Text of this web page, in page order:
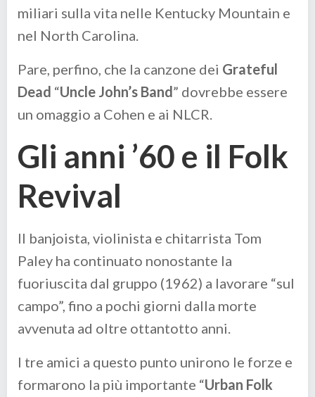
miliari sulla vita nelle Kentucky Mountain e
nel North Carolina.
Pare, perfino, che la canzone dei Grateful
Dead “Uncle John’s Band” dovrebbe essere
un omaggio a Cohen e ai NLCR.
Gli anni ’60 e il Folk
Revival
Il banjoista, violinista e chitarrista Tom
Paley ha continuato nonostante la
fuoriuscita dal gruppo (1962) a lavorare “sul
campo”, fino a pochi giorni dalla morte
avvenuta ad oltre ottantotto anni.
I tre amici a questo punto unirono le forze e
formarono la più importante “Urban Folk